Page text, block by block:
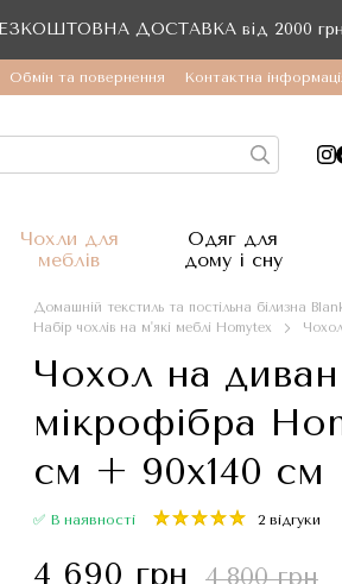
ДОСТАВКА від 2000
Обмін та повернення Контактна
Чохли для
меблів
Одяг для
дому і сну
Домашній текстиль та постільна білизна
Набір чохлів на м'які меблі Homytex
Чохол на
мікрофібра
см + 90x140 см
✅ В наявності 2 відгуки
4 690 грн 4 800 грн